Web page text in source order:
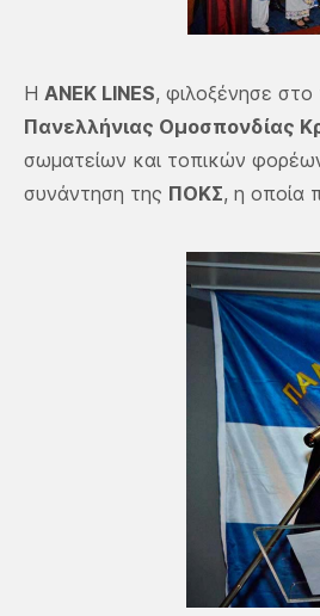
HΑΝΕΚ LINES, φιλοξένησε στο
Πανελλήνιας Ομοσπονδίας
σωματείων και τοπικών
συνάντηση της ΠΟΚΣ, η οποία